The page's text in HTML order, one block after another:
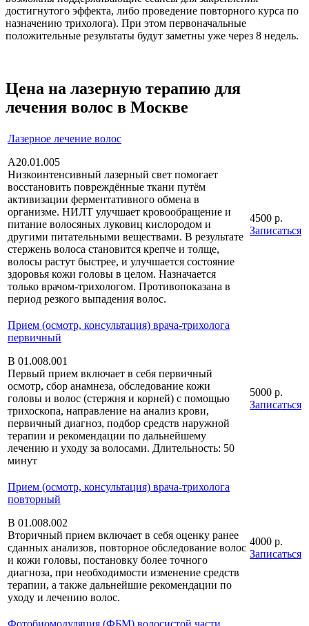
достигнутого эффекта, либо проведение повторного курса по
назначению трихолога). При этом первоначальные
положительные результаты будут заметны уже через 8 недель.
Цена на лазерную терапию для
лечения волос в Москве
Лазерное лечение волос
А20.01.005
Низкоинтенсивный лазерный свет помогает
восстановить повреждённые ткани путём
активизации ферментативного обмена в
организме. НИЛТ улучшает кровообращение и
питание волосяных луковиц кислородом и
другими питательными веществами. В результате
стержень волоса становится крепче и толще,
волосы растут быстрее, и улучшается состояние
здоровья кожи головы в целом. Назначается
только врачом-трихологом. Противопоказана в
период резкого выпадения волос.
4500 р.
Записаться
Прием (осмотр, консультация) врача-трихолога
первичный
В 01.008.001
Первый прием включает в себя первичный
осмотр, сбор анамнеза, обследование кожи
головы и волос (стержня и корней) с помощью
трихоскопа, направление на анализ крови,
первичный диагноз, подбор средств наружной
терапии и рекомендации по дальнейшему
лечению и уходу за волосами. Длительность: 50
минут
5000 р.
Записаться
Прием (осмотр, консультация) врача-трихолога
повторный
В 01.008.002
Вторичный прием включает в себя оценку ранее
сданных анализов, повторное обследование волос
и кожи головы, постановку более точного
диагноза, при необходимости изменение средств
терапии, а также дальнейшие рекомендации по
уходу и лечению волос.
4000 р.
Записаться